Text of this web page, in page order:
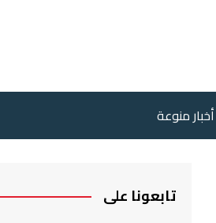
أخبار منوعة
تابعونا على